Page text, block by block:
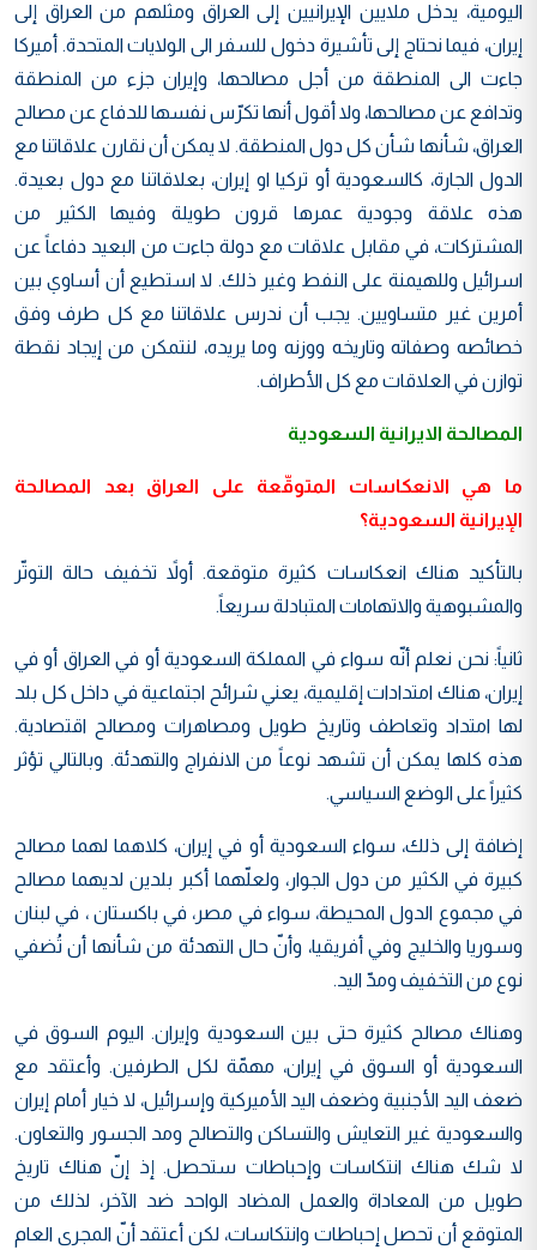
اليومية، يدخل ملايين الإيرانيين إلى العراق ومثلهم من العراق إلى
إيران، فيما نحتاج إلى تأشيرة دخول للسفر الى الولايات المتحدة. أميركا
جاءت الى المنطقة من أجل مصالحها، وإيران جزء من المنطقة
وتدافع عن مصالحها، ولا أقول أنها تكرّس نفسها للدفاع عن مصالح
العراق، شأنها شأن كل دول المنطقة. لا يمكن أن نقارن علاقاتنا مع
الدول الجارة، كالسعودية أو تركيا او إيران، بعلاقاتنا مع دول بعيدة.
هذه علاقة وجودية عمرها قرون طويلة وفيها الكثير من
المشتركات، في مقابل علاقات مع دولة جاءت من البعيد دفاعاً عن
اسرائيل وللهيمنة على النفط وغير ذلك. لا استطيع أن أساوي بين
أمرين غير متساويين. يجب أن ندرس علاقاتنا مع كل طرف وفق
خصائصه وصفاته وتاريخه ووزنه وما يريده، لنتمكن من إيجاد نقطة
توازن في العلاقات مع كل الأطراف.
المصالحة الايرانية السعودية
ما هي الانعكاسات المتوقّعة على العراق بعد المصالحة
الإيرانية السعودية؟
بالتأكيد هناك انعكاسات كثيرة متوقعة. أولاً تخفيف حالة التوتّر
والمشبوهية والاتهامات المتبادلة سريعاً.
ثانياً: نحن نعلم أنّه سواء في المملكة السعودية أو في العراق أو في
إيران، هناك امتدادات إقليمية، يعني شرائح اجتماعية في داخل كل بلد
لها امتداد وتعاطف وتاريخ طويل ومصاهرات ومصالح اقتصادية.
هذه كلها يمكن أن تشهد نوعاً من الانفراج والتهدئة. وبالتالي تؤثر
كثيراً على الوضع السياسي.
إضافة إلى ذلك، سواء السعودية أو في إيران، كلاهما لهما مصالح
كبيرة في الكثير من دول الجوار، ولعلّهما أكبر بلدين لديهما مصالح
في مجموع الدول المحيطة، سواء في مصر، في باكستان ، في لبنان
وسوريا والخليج وفي أفريقيا، وأنّ حال التهدئة من شأنها أن تُضفي
نوع من التخفيف ومدّ اليد.
وهناك مصالح كثيرة حتى بين السعودية وإيران. اليوم السوق في
السعودية أو السوق في إيران، مهمّة لكل الطرفين. وأعتقد مع
ضعف اليد الأجنبية وضعف اليد الأميركية وإسرائيل، لا خيار أمام إيران
والسعودية غير التعايش والتساكن والتصالح ومد الجسور والتعاون.
لا شك هناك انتكاسات وإحباطات ستحصل. إذ إنّ هناك تاريخ
طويل من المعاداة والعمل المضاد الواحد ضد الآخر، لذلك من
المتوقع أن تحصل إحباطات وانتكاسات، لكن أعتقد أنّ المجرى العام